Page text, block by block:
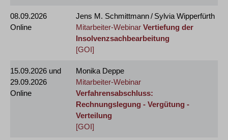
08.09.2026
Online
Jens M. Schmittmann / Sylvia Wipperfürth
Mitarbeiter-Webinar Vertiefung der
Insolvenzsachbearbeitung
[GOI]
15.09.2026 und
29.09.2026
Online
Monika Deppe
Mitarbeiter-Webinar
Verfahrensabschluss:
Rechnungslegung - Vergütung -
Verteilung
[GOI]